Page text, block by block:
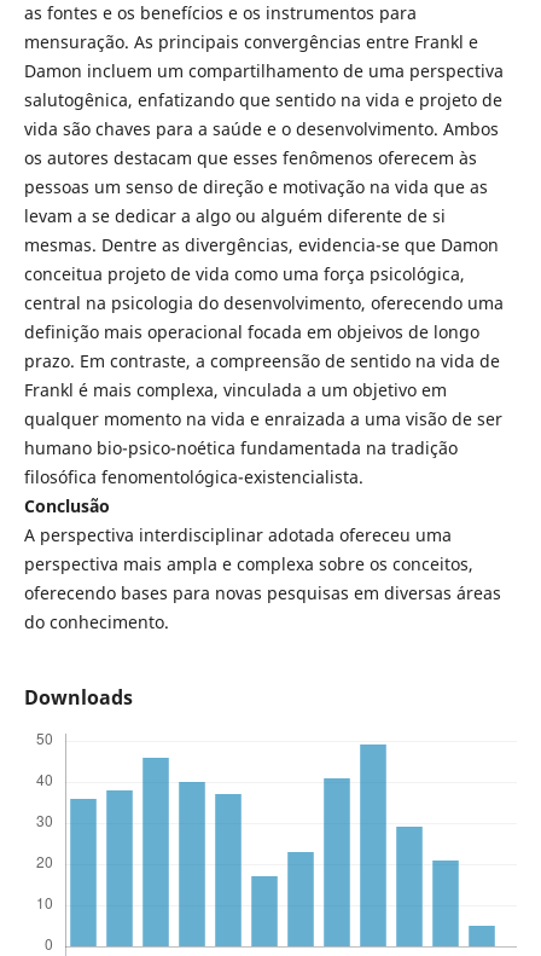
as fontes e os benefícios e os instrumentos para
mensuração. As principais convergências entre Frankl e
Damon incluem um compartilhamento de uma perspectiva
salutogênica, enfatizando que sentido na vida e projeto de
vida são chaves para a saúde e o desenvolvimento. Ambos
os autores destacam que esses fenômenos oferecem às
pessoas um senso de direção e motivação na vida que as
levam a se dedicar a algo ou alguém diferente de si
mesmas. Dentre as divergências, evidencia-se que Damon
conceitua projeto de vida como uma força psicológica,
central na psicologia do desenvolvimento, oferecendo uma
definição mais operacional focada em objeivos de longo
prazo. Em contraste, a compreensão de sentido na vida de
Frankl é mais complexa, vinculada a um objetivo em
qualquer momento na vida e enraizada a uma visão de ser
humano bio-psico-noética fundamentada na tradição
filosófica fenomentológica-existencialista.
Conclusão
A perspectiva interdisciplinar adotada ofereceu uma
perspectiva mais ampla e complexa sobre os conceitos,
oferecendo bases para novas pesquisas em diversas áreas
do conhecimento.
Downloads